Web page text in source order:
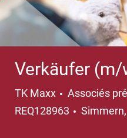
Verkäufer
TK Maxx Catégorie
Associés
REQ128963